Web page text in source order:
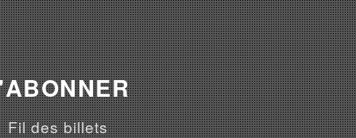
Fil des billets